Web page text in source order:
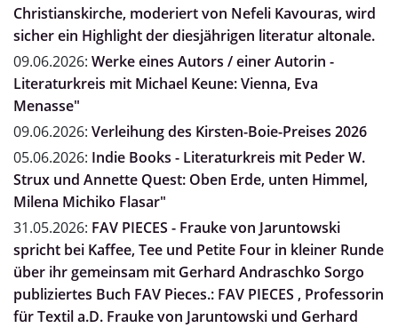
Christianskirche, moderiert von Nefeli Kavouras, wird
sicher ein Highlight der diesjährigen literatur altonale.
09.06.2026: Werke eines Autors / einer Autorin -
Literaturkreis mit Michael Keune: Vienna, Eva
Menasse"
09.06.2026: Verleihung des Kirsten-Boie-Preises 2026
05.06.2026: Indie Books - Literaturkreis mit Peder W.
Strux und Annette Quest: Oben Erde, unten Himmel,
Milena Michiko Flasar"
31.05.2026: FAV PIECES - Frauke von Jaruntowski
spricht bei Kaffee, Tee und Petite Four in kleiner Runde
über ihr gemeinsam mit Gerhard Andraschko Sorgo
publiziertes Buch FAV Pieces.: FAV PIECES , Professorin
für Textil a.D. Frauke von Jaruntowski und Gerhard